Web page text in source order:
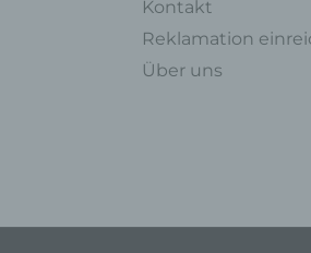
Kontakt
Reklamation
Über uns
d)
Daten, die